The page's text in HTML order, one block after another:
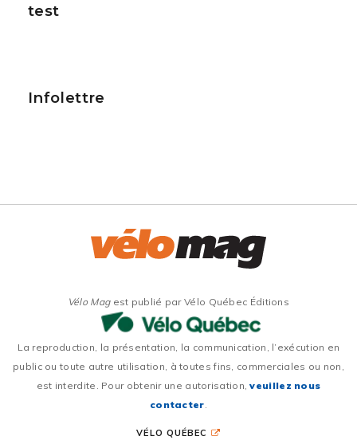
test
Infolettre
Vélo Magest publié par Vélo Québec Éditions
La reproduction, la présentation, la communication, l’exécution en
public ou toute autre utilisation, à toutes fins, commerciales ou non,
est interdite. Pour obtenir une autorisation,veuillez nous
contacter
VÉLO QUÉBEC